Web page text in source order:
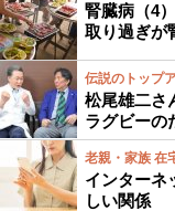
腎臓病（4
取り過ぎが
伝説のトップ
松尾雄二さ
ラグビーの
老親・家族 在
インターネ
しい関係